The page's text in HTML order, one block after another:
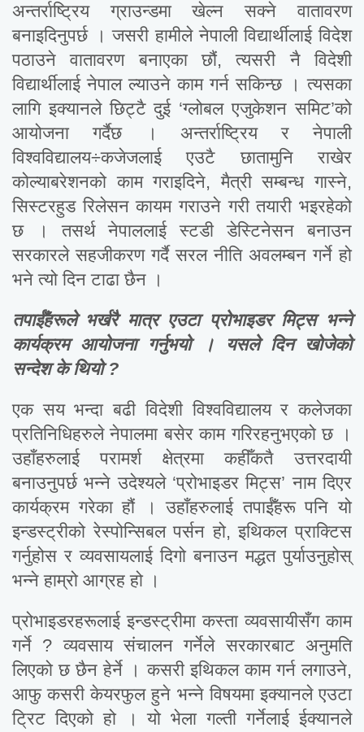
अन्तर्राष्ट्रिय ग्राउन्डमा खेल्न सक्ने वातावरण
बनाइदिनुपर्छ । जसरी हामीले नेपाली विद्यार्थीलाई विदेश
पठाउने वातावरण बनाएका छौं, त्यसरी नै विदेशी
विद्यार्थीलाई नेपाल ल्याउने काम गर्न सकिन्छ । त्यसका
लागि इक्यानले छिट्टै दुई ‘ग्लोबल एजुकेशन समिट’को
आयोजना गर्दैछ । अन्तर्राष्ट्रिय र नेपाली
विश्वविद्यालय÷कजेजलाई एउटै छातामुनि राखेर
कोल्याबरेशनको काम गराइदिने, मैत्री सम्बन्ध गास्ने,
सिस्टरहुड रिलेसन कायम गराउने गरी तयारी भइरहेको
छ । तसर्थ नेपाललाई स्टडी डेस्टिनेसन बनाउन
सरकारले सहजीकरण गर्दै सरल नीति अवलम्बन गर्ने हो
भने त्यो दिन टाढा छैन ।
तपाईँहरूले भर्खरै मात्र एउटा प्रोभाइडर मिट्स भन्ने
कार्यक्रम आयोजना गर्नुभयो । यसले दिन खोजेको
सन्देश के थियो ?
एक सय भन्दा बढी विदेशी विश्वविद्यालय र कलेजका
प्रतिनिधिहरुले नेपालमा बसेर काम गरिरहनुभएको छ ।
उहाँहरुलाई परामर्श क्षेत्रमा कहीँकतै उत्तरदायी
बनाउनुपर्छ भन्ने उदेश्यले ‘प्रोभाइडर मिट्स’ नाम दिएर
कार्यक्रम गरेका हौं । उहाँहरुलाई तपाईँहरू पनि यो
इन्डस्ट्रीको रेस्पोन्सिबल पर्सन हो, इथिकल प्राक्टिस
गर्नुहोस र व्यवसायलाई दिगो बनाउन मद्धत पुर्याउनुहोस्
भन्ने हाम्रो आग्रह हो ।
प्रोभाइडरहरूलाई इन्डस्ट्रीमा कस्ता व्यवसायीसँग काम
गर्ने ? व्यवसाय संचालन गर्नेले सरकारबाट अनुमति
लिएको छ छैन हेर्ने । कसरी इथिकल काम गर्न लगाउने,
आफु कसरी केयरफुल हुने भन्ने विषयमा इक्यानले एउटा
ट्रिट दिएको हो । यो भेला गल्ती गर्नेलाई ईक्यानले